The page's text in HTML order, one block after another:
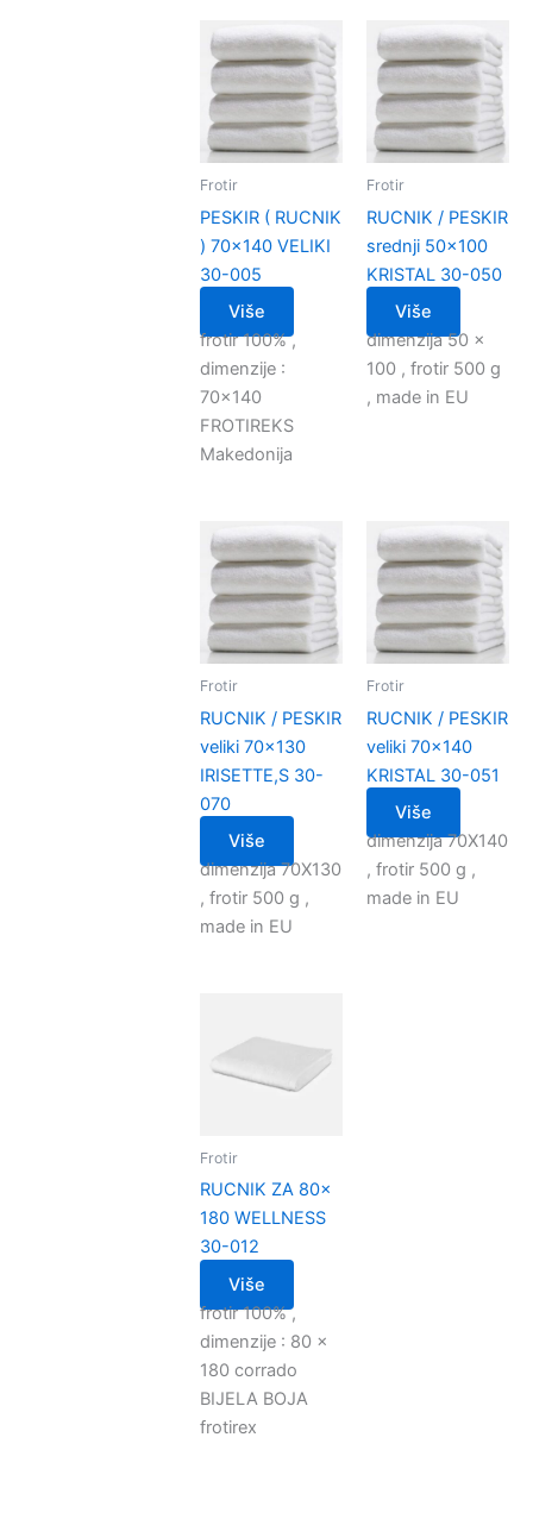
Frotir
PESKIR ( RUCNIK
) 70×140 VELIKI
30-005
Više
frotir 100% ,
dimenzije :
70×140
FROTIREKS
Makedonija
Frotir
RUCNIK / PESKIR
srednji 50×100
KRISTAL 30-050
Više
dimenzija 50 x
100 , frotir 500 g
, made in EU
Frotir
RUCNIK / PESKIR
veliki 70×130
IRISETTE,S 30-
070
Više
dimenzija 70X130
, frotir 500 g ,
made in EU
Frotir
RUCNIK / PESKIR
veliki 70×140
KRISTAL 30-051
Više
dimenzija 70X140
, frotir 500 g ,
made in EU
Frotir
RUCNIK ZA 80x
180 WELLNESS
30-012
Više
frotir 100% ,
dimenzije : 80 x
180 corrado
BIJELA BOJA
frotirex